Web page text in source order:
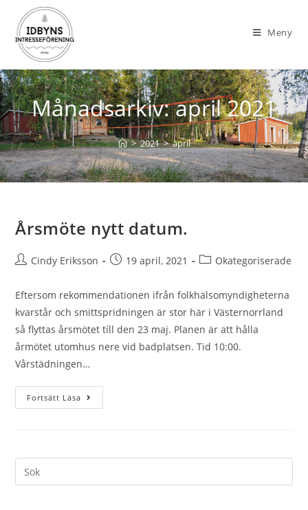
Meny
Månadsarkiv: april 2021
> 2021 > april
Årsmöte nytt datum.
Cindy Eriksson 19 april, 2021 Okategoriserade
Eftersom rekommendationen ifrån folkhälsomyndigheterna
kvarstår och smittspridningen är stor här i Västernorrland
så flyttas årsmötet tíll den 23 maj. Planen är att hålla
årmötet utomhus nere vid badplatsen. Tid 10:00.
Vårstädningen…
Fortsätt Läsa